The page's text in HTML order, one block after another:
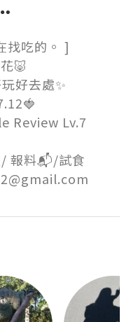
找吃的。 ]
🐷
好去處✨
Review Lv.7
報料📬/試食